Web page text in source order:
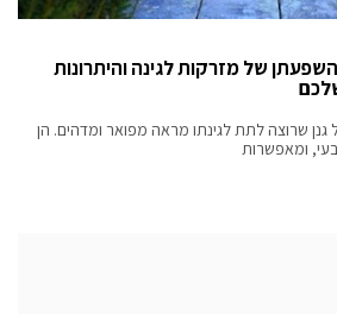
השפעתן של מזרקות לגינה והיתרונות
גנן שרוצה לתת לגינתו מראה מפואר ומדהים. הן
ומאפשרות